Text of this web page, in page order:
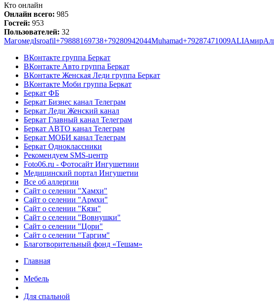
Кто онлайн
Онлайн всего: 985
Гостей: 953
Пользователей: 32
МагомедIsroafil+79888169738+79280942044Muhamad+79287471009ALIАмир
ВКонтакте группа Беркат
ВКонтакте Авто группа Беркат
ВКонтакте Женская Леди группа Беркат
ВКонтакте Моби группа Беркат
Беркат ФБ
Беркат Бизнес канал Телеграм
Беркат Леди Женский канал
Беркат Главный канал Телеграм
Беркат АВТО канал Телеграм
Беркат МОБИ канал Телеграм
Беркат Одноклассники
Рекомендуем SMS-центр
Foto06.ru - Фотосайт Ингушетиии
Медицинский портал Ингушетии
Все об аллергии
Сайт о селении "Хамхи"
Сайт о селении "Армхи"
Сайт о селении "Кязи"
Сайт о селении "Вовнушки"
Сайт о селении "Цори"
Сайт о селении "Таргим"
Благотворительный фонд «Тешам»
Главная
Мебель
Для спальной